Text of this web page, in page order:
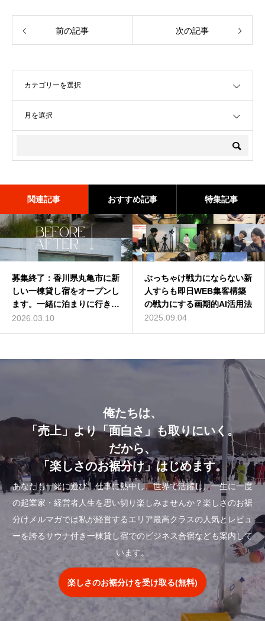
前の記事 次の記事
関連記事 おすすめ記事 特集記事
川県丸亀市に新
し宿をオープンし
に泊まりに行きま
ぶっちゃけ戦力にならない新
人すらも即日WEB集客構築
の戦力にする画期的AI活用法
Fairgrit®
グのスキ
記事が参
バターコーヒーは効果なし？
バターコーヒーの世界一簡単
な作り方を動画解説
2016.07.13
深作浩一郎(ふかさくこうい
ちろう)とは誰？自己紹介し
てみた
2014.01.01
俺たちは、
「売上」より「面白さ」も取りにいく。
だから、
「楽しさのお裾分け」はじめます。
あなたも一緒に遊び、仕事に熱中し、世界で活躍し、一生に一度
の起業家・経営者人生を思い切り楽しみませんか？楽しさのお裾
分けメルマガでは私が経営するエリア最高クラスの人気とレビュ
ーを誇るサウナ付き一棟貸し宿でのビジネス合宿なども案内して
います。
楽しさのお裾分けを受け取る(無料)